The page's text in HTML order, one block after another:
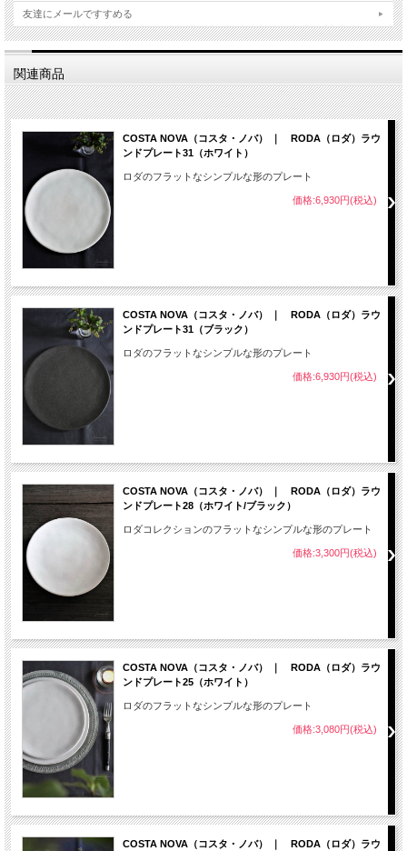
友達にメールですすめる
関連商品
COSTA NOVA（コスタ・ノバ） ｜ RODA（ロダ）ラウ
ンドプレート31（ホワイト）
ロダのフラットなシンプルな形のプレート
価格:6,930円(税込)
COSTA NOVA（コスタ・ノバ） ｜ RODA（ロダ）ラウ
ンドプレート31（ブラック）
ロダのフラットなシンプルな形のプレート
価格:6,930円(税込)
COSTA NOVA（コスタ・ノバ） ｜ RODA（ロダ）ラウ
ンドプレート28（ホワイト/ブラック）
ロダコレクションのフラットなシンプルな形のプレート
価格:3,300円(税込)
COSTA NOVA（コスタ・ノバ） ｜ RODA（ロダ）ラウ
ンドプレート25（ホワイト）
ロダのフラットなシンプルな形のプレート
価格:3,080円(税込)
COSTA NOVA（コスタ・ノバ） ｜ RODA（ロダ）ラウ